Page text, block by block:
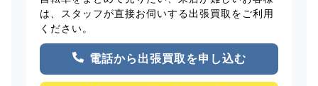
は、スタッフが直接お伺いする出張買取をご利用
ください。
電話から出張買取を申し込む